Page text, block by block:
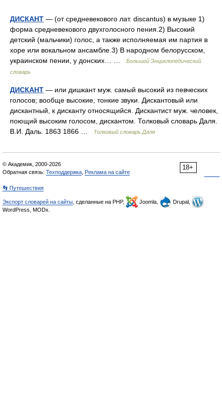
ДИСКАНТ — (от средневекового лат. discantus) в музыке 1)
форма средневекового двухголосного пения.2) Высокий
детский (мальчики) голос, а также исполняемая им партия в
хоре или вокальном ансамбле.3) В народном белорусском,
украинском пении, у донских… …
Большой Энциклопедический
словарь
ДИСКАНТ — или дишкант муж. самый высокий из певческих
голосов; вообще высокие, тонкие звуки. Дискантовый или
дискантный, к дисканту относящийся. Дискантист муж. человек,
поющий высоким голосом, дискантом. Толковый словарь Даля.
В.И. Даль. 1863 1866 …
Толковый словарь Даля
18+
© Академик, 2000-2026
Обратная связь: Техподдержка Реклама на сайте
👣 Путешествия
Экспорт словарей на сайты , сделанные на PHP, Joomla,
Drupal,
WordPress, MODx.